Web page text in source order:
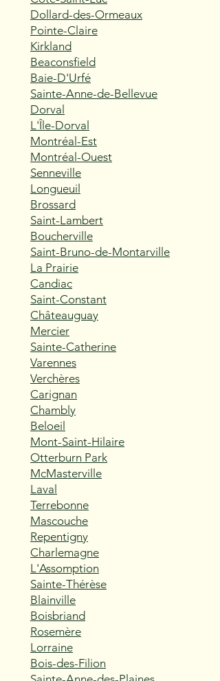
Dollard-des-Ormeaux
Pointe-Claire
Kirkland
Beaconsfield
Baie-D'Urfé
Sainte-Anne-de-Bellevue
Dorval
L'Île-Dorval
Montréal-Est
Montréal-Ouest
Senneville
Longueuil
Brossard
Saint-Lambert
Boucherville
Saint-Bruno-de-Montarville
La Prairie
Candiac
Saint-Constant
Châteauguay
Mercier
Sainte-Catherine
Varennes
Verchères
Carignan
Chambly
Beloeil
Mont-Saint-Hilaire
Otterburn Park
McMasterville
Laval
Terrebonne
Mascouche
Repentigny
Charlemagne
L'Assomption
Sainte-Thérèse
Blainville
Boisbriand
Rosemère
Lorraine
Bois-des-Filion